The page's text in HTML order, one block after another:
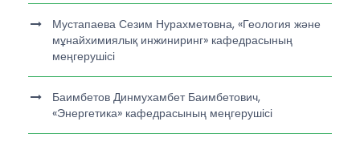
Мустапаева Сезим Нурахметовна, «Геология және
мұнайхимиялық инжиниринг» кафедрасының
меңгерушісі
Баимбетов Динмухамбет Баимбетович,
«Энергетика» кафедрасының меңгерушісі